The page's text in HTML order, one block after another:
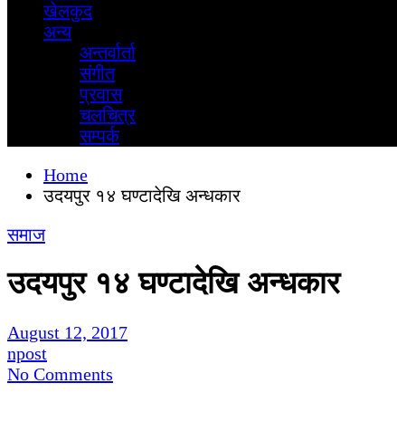
खेलकुद
अन्य
अन्तर्वार्ता
स‌ंगीत
प्रवास
चलचित्र
सम्पर्क
Home
उदयपुर १४ घण्टादेखि अन्धकार
समाज
उदयपुर १४ घण्टादेखि अन्धकार
August 12, 2017
npost
No Comments